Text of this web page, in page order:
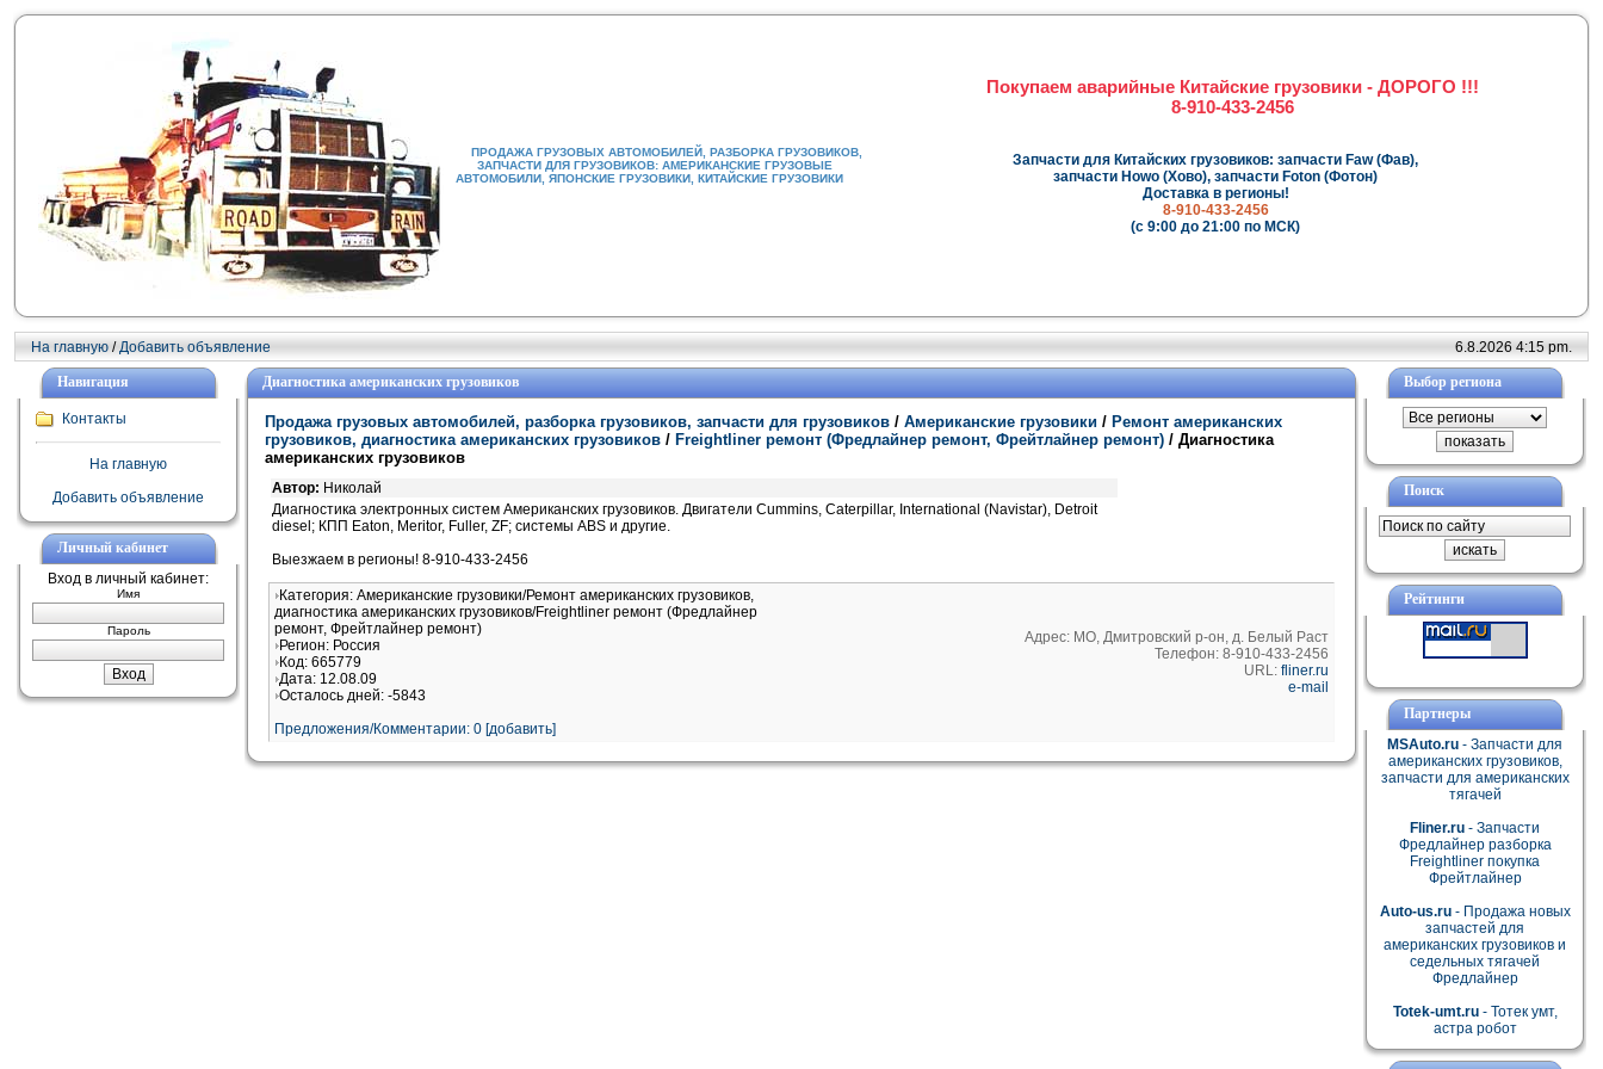
ПРОДАЖА ГРУЗОВЫХ АВТОМОБИЛЕЙ, РАЗБОРКА ГРУЗОВИКОВ,
ЗАПЧАСТИ ДЛЯ ГРУЗОВИКОВ: АМЕРИКАНСКИЕ ГРУЗОВЫЕ
АВТОМОБИЛИ, ЯПОНСКИЕ ГРУЗОВИКИ, КИТАЙСКИЕ ГРУЗОВИКИ
Покупаем аварийные Китайские грузовики - ДОРОГО !!!
8-910-433-2456
Запчасти для Китайских грузовиков: запчасти Faw (Фав),
запчасти Howo (Хово), запчасти Foton (Фотон)
Доставка в регионы!
8-910-433-2456
(с 9:00 до 21:00 по МСК)
На главную /Добавить объявление 6.8.2026 4:15 pm.
Навигация
Контакты
На главную
Добавить объявление
Личный кабинет
Вход в личный кабинет:
Имя
Пароль
Диагностика американских грузовиков
Продажа грузовых автомобилей, разборка грузовиков, запчасти для грузовиков / Американские грузовики / Ремонт американских
грузовиков, диагностика американских грузовиков / Freightliner ремонт (Фредлайнер ремонт, Фрейтлайнер ремонт) / Диагностика
американских грузовиков
Автор: Николай
Диагностика электронных систем Американских грузовиков. Двигатели Cummins, Caterpillar, International (Navistar), Detroit
diesel; КПП Eaton, Meritor, Fuller, ZF; системы ABS и другие.
Выезжаем в регионы! 8-910-433-2456
Категория: Американские грузовики/Ремонт американских грузовиков,
диагностика американских грузовиков/Freightliner ремонт (Фредлайнер
ремонт, Фрейтлайнер ремонт)
Регион: Россия
Код: 665779
Дата: 12.08.09
Осталось дней: -5843
Предложения/Комментарии: 0 [добавить]
Адрес: МО, Дмитровский р-он, д. Белый Раст
Телефон: 8-910-433-2456
URL: fliner.ru
e-mail
Выбор региона
Поиск
Рейтинги
Партнеры
MSAuto.ru - Запчасти для
американских грузовиков,
запчасти для американских
тягачей
Fliner.ru - Запчасти
Фредлайнер разборка
Freightliner покупка
Фрейтлайнер
Auto-us.ru- Продажа новых
запчастей для
американских грузовиков и
седельных тягачей
Фредлайнер
Totek-umt.ru- Тотек умт,
астра робот